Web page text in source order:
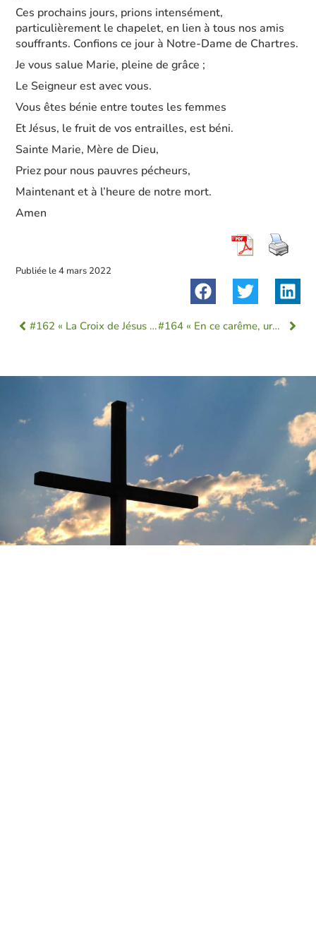
Ces prochains jours, prions intensément,
particulièrement le chapelet, en lien à tous nos amis
souffrants. Confions ce jour à Notre-Dame de Chartres.
Je vous salue Marie, pleine de grâce ;
Le Seigneur est avec vous.
Vous êtes bénie entre toutes les femmes
Et Jésus, le fruit de vos entrailles, est béni.
Sainte Marie, Mère de Dieu,
Priez pour nous pauvres pécheurs,
Maintenant et à l’heure de notre mort.
Amen
Publiée le4 mars 2022
#162 « La Croix de Jésus n’est-elle pas son plus grand miracle ? » #164 « En ce carême, urgence de prier pour la paix en Ukraine ! »